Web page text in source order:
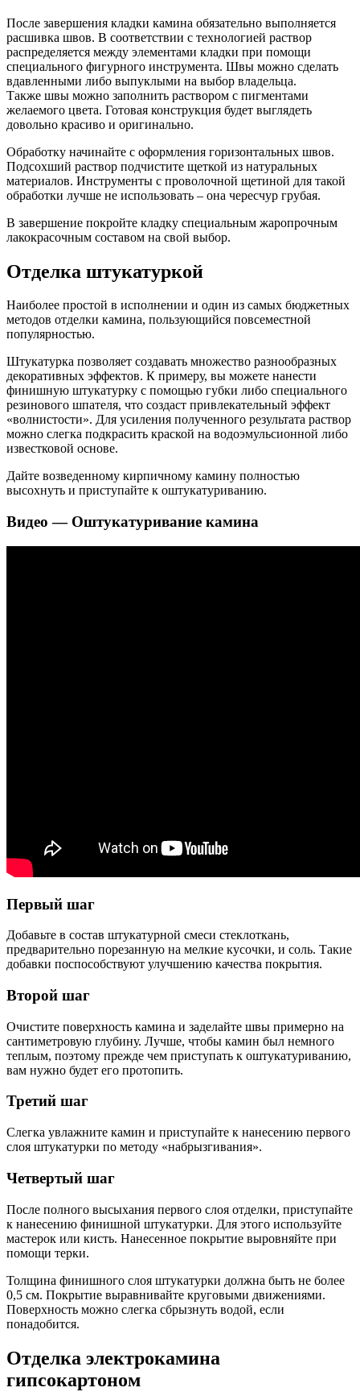
После завершения кладки камина обязательно выполняется
расшивка швов. В соответствии с технологией раствор
распределяется между элементами кладки при помощи
специального фигурного инструмента. Швы можно сделать
вдавленными либо выпуклыми на выбор владельца.
Также швы можно заполнить раствором с пигментами
желаемого цвета. Готовая конструкция будет выглядеть
довольно красиво и оригинально.
Обработку начинайте с оформления горизонтальных швов.
Подсохший раствор подчистите щеткой из натуральных
материалов. Инструменты с проволочной щетиной для такой
обработки лучше не использовать – она чересчур грубая.
В завершение покройте кладку специальным жаропрочным
лакокрасочным составом на свой выбор.
Отделка штукатуркой
Наиболее простой в исполнении и один из самых бюджетных
методов отделки камина, пользующийся повсеместной
популярностью.
Штукатурка позволяет создавать множество разнообразных
декоративных эффектов. К примеру, вы можете нанести
финишную штукатурку с помощью губки либо специального
резинового шпателя, что создаст привлекательный эффект
«волнистости». Для усиления полученного результата раствор
можно слегка подкрасить краской на водоэмульсионной либо
известковой основе.
Дайте возведенному кирпичному камину полностью
высохнуть и приступайте к оштукатуриванию.
Видео — Оштукатуривание камина
Первый шаг
Добавьте в состав штукатурной смеси стеклоткань,
предварительно порезанную на мелкие кусочки, и соль. Такие
добавки поспособствуют улучшению качества покрытия.
Второй шаг
Очистите поверхность камина и заделайте швы примерно на
сантиметровую глубину. Лучше, чтобы камин был немного
теплым, поэтому прежде чем приступать к оштукатуриванию,
вам нужно будет его протопить.
Третий шаг
Слегка увлажните камин и приступайте к нанесению первого
слоя штукатурки по методу «набрызгивания».
Четвертый шаг
После полного высыхания первого слоя отделки, приступайте
к нанесению финишной штукатурки. Для этого используйте
мастерок или кисть. Нанесенное покрытие выровняйте при
помощи терки.
Толщина финишного слоя штукатурки должна быть не более
0,5 см. Покрытие выравнивайте круговыми движениями.
Поверхность можно слегка сбрызнуть водой, если
понадобится.
Отделка электрокамина
гипсокартоном